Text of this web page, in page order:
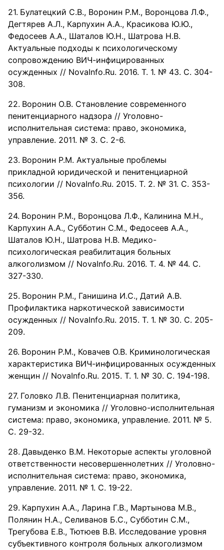
Булатецкий С.В., Воронин Р.М., Воронцова Л.Ф.,
Дегтярев А.Л., Карпухин А.А., Красикова Ю.Ю.,
Федосеев А.А., Шаталов Ю.Н., Шатрова Н.В.
Актуальные подходы к психологическому
сопровождению ВИЧ-инфицированных
осужденных // NovaInfo.Ru. 2016. Т. 1. № 43. С. 304-
308.
Воронин О.В. Становление современного
пенитенциарного надзора // Уголовно-
исполнительная система: право, экономика,
управление. 2011. № 3. С. 2-6.
Воронин Р.М. Актуальные проблемы
прикладной юридической и пенитенциарной
психологии // NovaInfo.Ru. 2015. Т. 2. № 31. С. 353-
356.
Воронин Р.М., Воронцова Л.Ф., Калинина М.Н.,
Карпухин А.А., Субботин С.М., Федосеев А.А.,
Шаталов Ю.Н., Шатрова Н.В. Медико-
психологическая реабилитация больных
алкоголизмом // NovaInfo.Ru. 2016. Т. 4. № 44. С.
327-330.
Воронин Р.М., Ганишина И.С., Датий А.В.
Профилактика наркотической зависимости
осужденных // NovaInfo.Ru. 2015. Т. 1. № 30. С. 205-
209.
Воронин Р.М., Ковачев О.В. Криминологическая
характеристика ВИЧ-инфицированных осужденных
женщин // NovaInfo.Ru. 2015. Т. 1. № 30. С. 194-198.
Головко Л.В. Пенитенциарная политика,
гуманизм и экономика // Уголовно-исполнительная
система: право, экономика, управление. 2011. № 5.
С. 29-32.
Давыденко В.М. Некоторые аспекты уголовной
ответственности несовершеннолетних // Уголовно-
исполнительная система: право, экономика,
управление. 2011. № 1. С. 19-22.
Карпухин А.А., Ларина Г.В., Мартынова М.В.,
Полянин Н.А., Селиванов Б.С., Субботин С.М.,
Трегубова Е.В., Тютюев В.В. Исследование уровня
субъективного контроля больных алкоголизмом